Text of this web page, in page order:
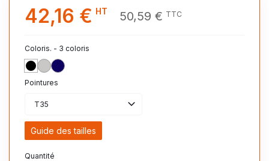
42,16 € HT 50,59 € TTC
Coloris. - 3 coloris
NOIRGRIS MARINE
Pointures
T35
Guide des tailles
Quantité